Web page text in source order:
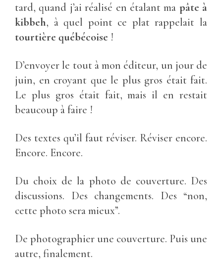
tard, quand j’ai réalisé en étalant ma pâte à
kibbeh, à quel point ce plat rappelait la
tourtière québécoise !
D’envoyer le tout à mon éditeur, un jour de
juin, en croyant que le plus gros était fait.
Le plus gros était fait, mais il en restait
beaucoup à faire !
Des textes qu’il faut réviser. Réviser encore.
Encore. Encore.
Du choix de la photo de couverture. Des
discussions. Des changements. Des “non,
cette photo sera mieux”.
De photographier une couverture. Puis une
autre, finalement.